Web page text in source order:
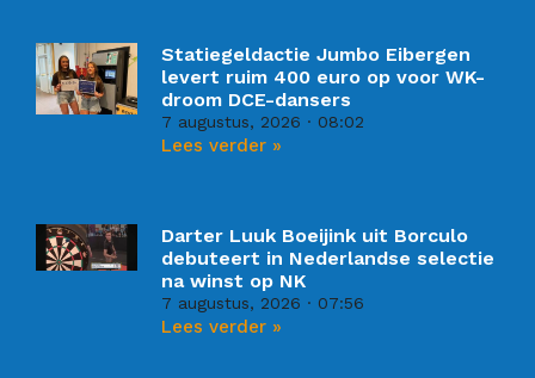
Statiegeldactie Jumbo Eibergen
levert ruim 400 euro op voor WK-
droom DCE-dansers
7 augustus, 2026 08:02
Lees verder »
Darter Luuk Boeijink uit Borculo
debuteert in Nederlandse selectie
na winst op NK
7 augustus, 2026 07:56
Lees verder »